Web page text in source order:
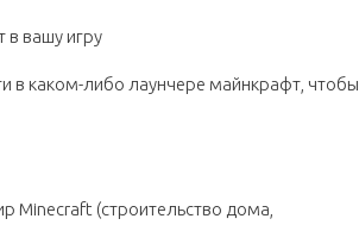
в вашу игру
в каком-либо лаунчере майнкрафт, чтобы
Minecraft (строительство дома,